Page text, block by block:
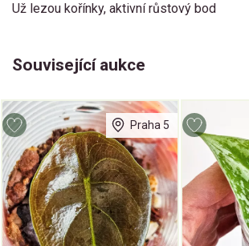
Už lezou kořínky, aktivní růstový bod
Související aukce
Praha 5